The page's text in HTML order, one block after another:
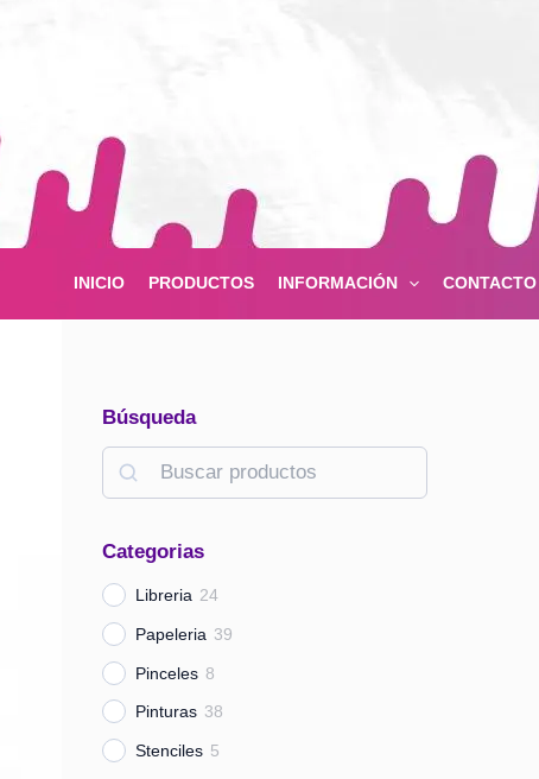
INICIO PRODUCTOS INFORMACIÓN CONTACTO
Búsqueda
B
s
a
Categorias
Libreria 24
Papeleria 39
Pinceles 8
Pinturas 38
Stenciles 5